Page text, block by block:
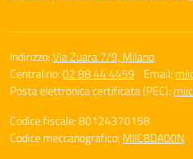
Indirizzo:Via Zuara 7/9, Milano
Centralino:02 88 44 4459 Email:
Posta elettronica certificata (PEC):
Codice fiscale: 80124370158
Codice meccanografico: MIIC8DA00N